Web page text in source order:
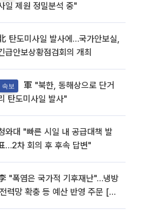
일 제원 정밀분석 중"
탄도미사일 발사에…국가안보실,
급안보상황점검회의 개최
속보
탄도미사일 발사"
와대 "빠른 시일 내 공급대책 발
…2차 회의 후 후속 답변"
"폭염은 국가적 기후재난"…냉방
전력망 확충 등 예산 반영 주문 [종